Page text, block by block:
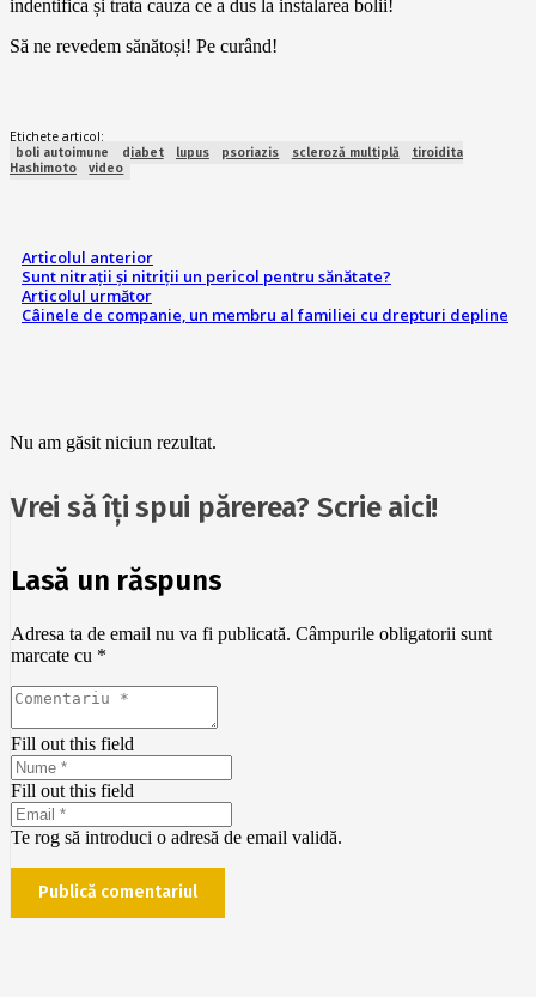
indentifica și trata cauza ce a dus la instalarea bolii!
Să ne revedem sănătoși! Pe curând!
Etichete articol:
boli autoimune diabet lupus psoriazis scleroză multiplă
tiroidita
Hashimoto
video
Articolul anterior
Sunt nitrații și nitriții un pericol pentru sănătate?
Articolul următor
Câinele de companie, un membru al familiei cu drepturi depline
Nu am găsit niciun rezultat.
Vrei să îți spui părerea? Scrie aici!
Lasă un răspuns
Adresa ta de email nu va fi publicată. Câmpurile obligatorii sunt
marcate cu *
Fill out this field
Fill out this field
Te rog să introduci o adresă de email validă.
Publică comentariul